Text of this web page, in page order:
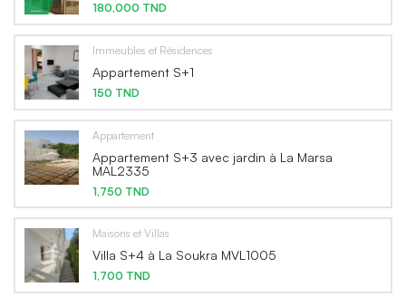
180,000 TND
Immeubles et Résidences
Appartement S+1
150 TND
Appartement
Appartement S+3 avec jardin à La Marsa
MAL2335
1,750 TND
Maisons et Villas
Villa S+4 à La Soukra MVL1005
1,700 TND